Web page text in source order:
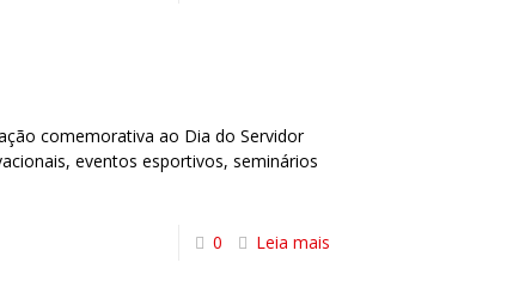
comemorativa ao Dia do Servidor
eventos esportivos, seminários
0 Leia mais